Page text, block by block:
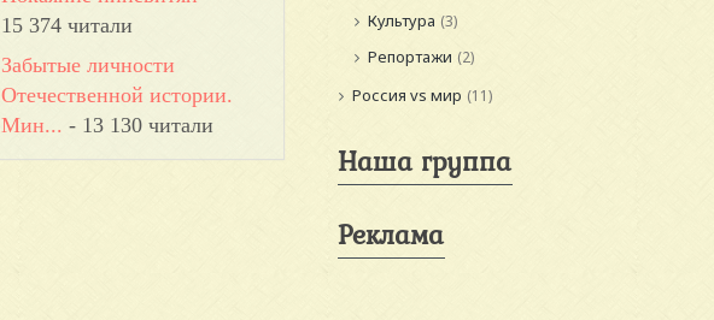
15 374 читали
Забытые личности
Отечественной истории.
Мин... - 13 130 читали
Культура (3)
Репортажи (2)
Россия vs мир (11)
Наша группа
Реклама